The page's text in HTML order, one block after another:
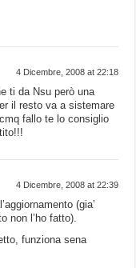
4 Dicembre, 2008 at 22:18
ti da Nsu però una
il resto va a sistemare
fallo te lo consiglio
4 Dicembre, 2008 at 22:39
(gia’
non l’ho fatto).
funziona sena